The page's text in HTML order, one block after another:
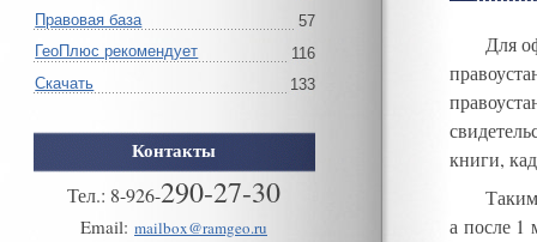
Правовая база
57
ГеоПлюс рекомендует
116
Скачать
133
Контакты
Тел.: 8-926-290-27-30
Email: mailbox@ramgeo.ru
Для
книги,
а после